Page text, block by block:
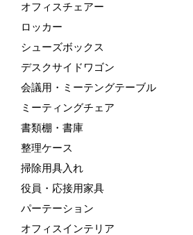
オフィスチェアー
ロッカー
シューズボックス
デスクサイドワゴン
会議用・ミーテングテーブル
ミーティングチェア
書類棚・書庫
整理ケース
掃除用具入れ
役員・応接用家具
パーテーション
オフィスインテリア